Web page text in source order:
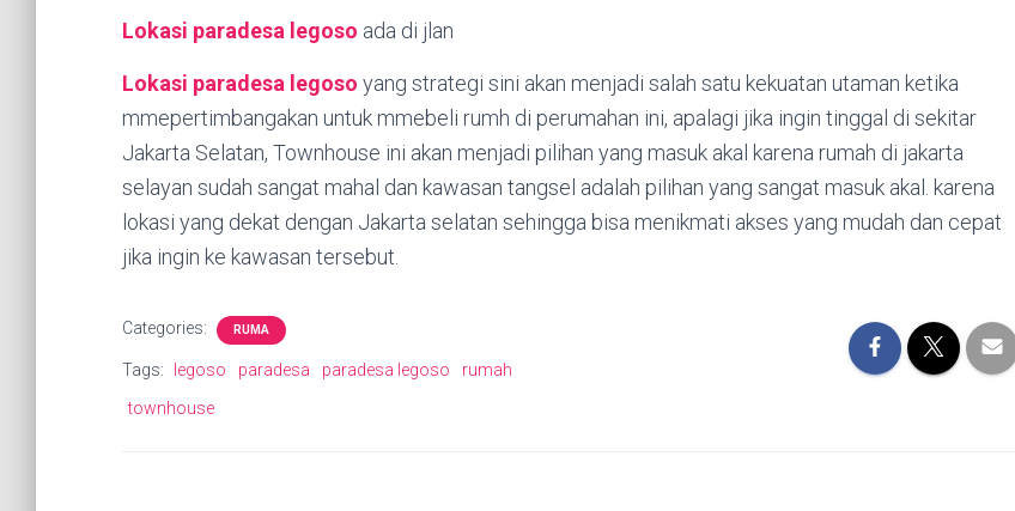
Lokasi paradesa legoso ada di jlan
Lokasi paradesa legoso yang strategi sini akan menjadi salah satu kekuatan utaman ketika
mmepertimbangakan untuk mmebeli rumh di perumahan ini, apalagi jika ingin tinggal di sekitar
Jakarta Selatan, Townhouse ini akan menjadi pilihan yang masuk akal karena rumah di jakarta
selayan sudah sangat mahal dan kawasan tangsel adalah pilihan yang sangat masuk akal. karena
lokasi yang dekat dengan Jakarta selatan sehingga bisa menikmati akses yang mudah dan cepat
jika ingin ke kawasan tersebut.
Categories: RUMA
Tags: legoso paradesa paradesa legoso
rumah
townhouse